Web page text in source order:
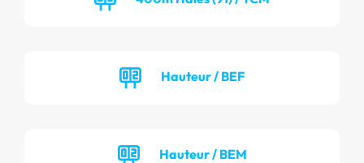
Hauteur / BEF
Hauteur / BEM